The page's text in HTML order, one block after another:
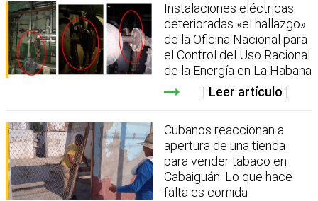
Instalaciones eléctricas
deterioradas «el hallazgo»
de la Oficina Nacional para
el Control del Uso Racional
de la Energía en La Habana
Leer artículo
Cubanos reaccionan a
apertura de una tienda
para vender tabaco en
Cabaiguán: Lo que hace
falta es comida